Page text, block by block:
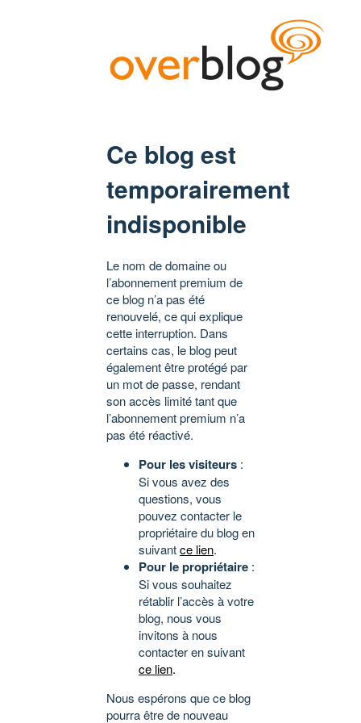
Ce blog est
temporairement
indisponible
Le nom de domaine ou
l’abonnement premium de
ce blog n’a pas été
renouvelé, ce qui explique
cette interruption. Dans
certains cas, le blog peut
également être protégé par
un mot de passe, rendant
son accès limité tant que
l’abonnement premium n’a
pas été réactivé.
Pour les visiteurs :
Si vous avez des
questions, vous
pouvez contacter le
propriétaire du blog en
suivantce lien.
Pour le propriétaire :
Si vous souhaitez
rétablir l’accès à votre
blog, nous vous
invitons à nous
contacter en suivant
ce lien.
Nous espérons que ce blog
pourra être de nouveau